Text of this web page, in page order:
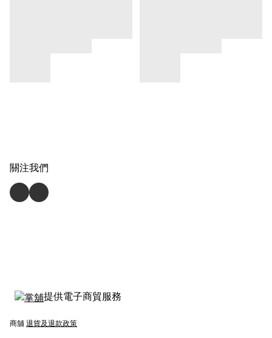
關注我們
提供電子商貿服務
商舖 退貨及退款政策